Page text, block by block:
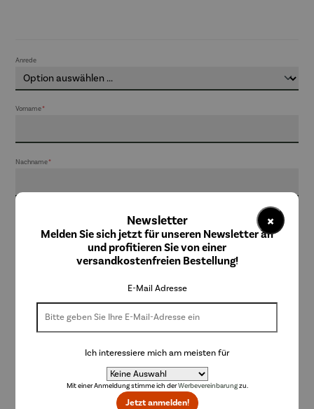
Anrede
Vorname*
Nachname*
×
Newsletter
Melden Sie sich jetzt für unseren Newsletter an
und profitieren Sie von einer
versandkostenfreien Bestellung!
E-Mail Adresse
Ich interessiere mich am meisten für
Mit einer Anmeldung stimme ich derWerbevereinbarungzu.
Jetzt anmelden!